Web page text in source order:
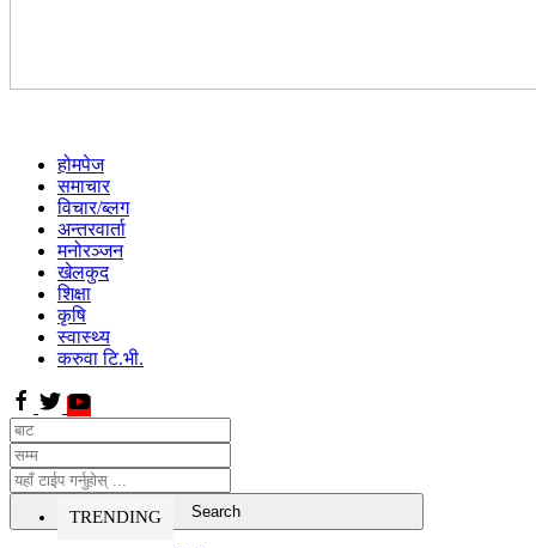
होमपेज
समाचार
विचार/ब्लग
अन्तरवार्ता
मनोरञ्जन
खेलकुद
शिक्षा
कृषि
स्वास्थ्य
करुवा टि.भी.
TRENDING